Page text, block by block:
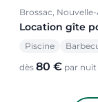
Brossac,
Location gîte
Piscine
dès 80 € par nuit